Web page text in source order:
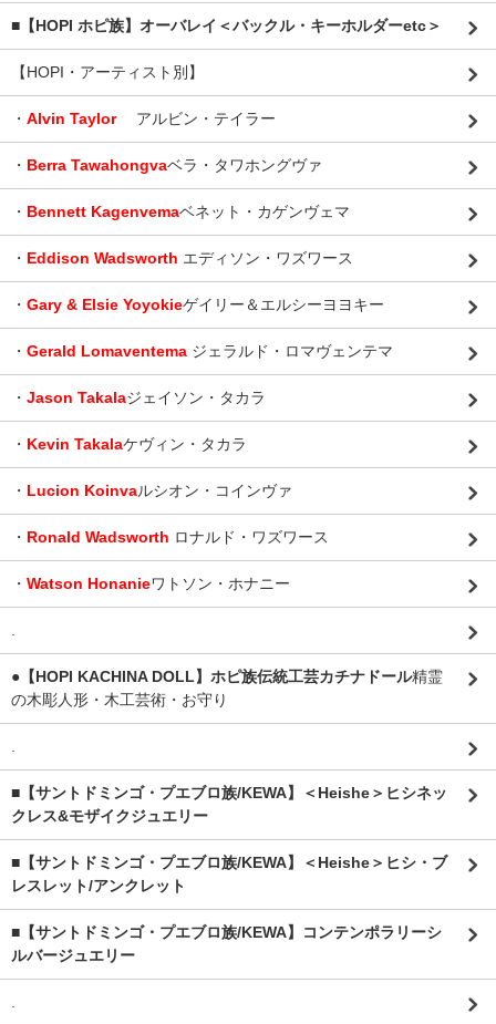
■【HOPI ホピ族】オーバレイ＜バックル・キーホルダーetc＞
【HOPI・アーティスト別】
・ Alvin Taylor アルビン・テイラー
・ Berra Tawahongvaベラ・タワホングヴァ
・ Bennett Kagenvemaベネット・カゲンヴェマ
・ Eddison Wadsworth エディソン・ワズワース
・ Gary & Elsie Yoyokieゲイリー＆エルシーヨヨキー
・ Gerald Lomaventema ジェラルド・ロマヴェンテマ
・ Jason Takalaジェイソン・タカラ
・ Kevin Takalaケヴィン・タカラ
・ Lucion Koinvaルシオン・コインヴァ
・ Ronald Wadsworth ロナルド・ワズワース
・ Watson Honanieワトソン・ホナニー
.
●【HOPI KACHINA DOLL】ホピ族伝統工芸カチナドール精霊
の木彫人形・木工芸術・お守り
.
■【サントドミンゴ・プエブロ族/KEWA】＜Heishe＞ヒシネッ
クレス&モザイクジュエリー
■【サントドミンゴ・プエブロ族/KEWA】＜Heishe＞ヒシ・ブ
レスレット/アンクレット
■【サントドミンゴ・プエブロ族/KEWA】コンテンポラリーシ
ルバージュエリー
.